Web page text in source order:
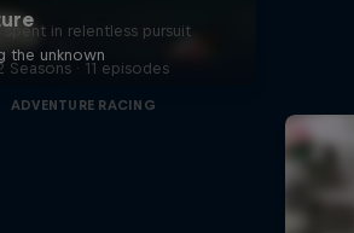
spent in relentless pursuit
Seasons · 11 episodes
ADVENTURE RACING